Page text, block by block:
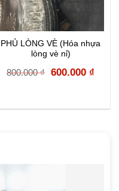
PHỦ LÒNG VÈ (Hóa nhựa
lòng vè nỉ)
800.000₫ Original
600.000 ₫